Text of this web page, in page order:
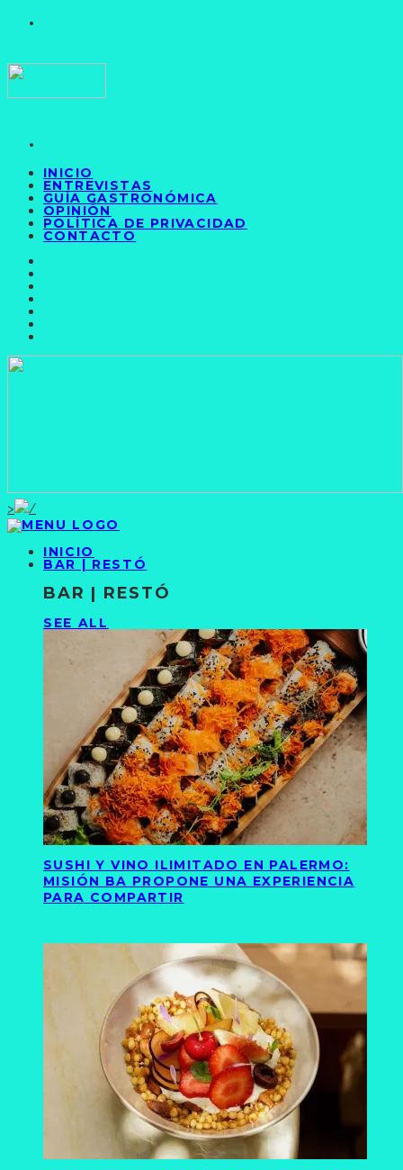
INICIO
ENTREVISTAS
GUÍA GASTRONÓMICA
OPINIÓN
POLÍTICA DE PRIVACIDAD
CONTACTO
>
INICIO
BAR | RESTÓ
BAR | RESTÓ
SEE ALL
SUSHI Y VINO ILIMITADO EN PALERMO:
MISIÓN BA PROPONE UNA EXPERIENCIA
PARA COMPARTIR